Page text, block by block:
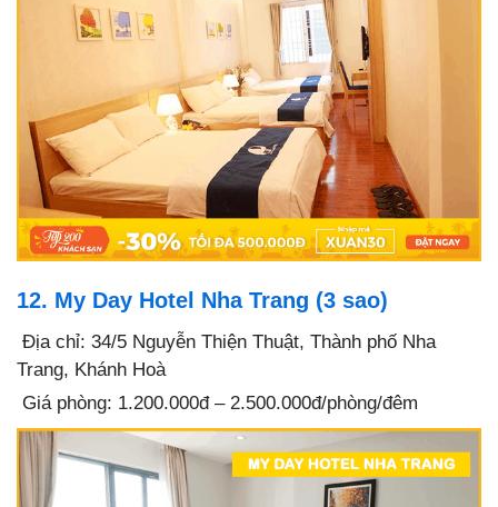
12. My Day Hotel Nha Trang (3 sao)
Địa chỉ: 34/5 Nguyễn Thiện Thuật, Thành phố Nha
Trang, Khánh Hoà
Giá phòng: 1.200.000đ – 2.500.000đ/phòng/đêm